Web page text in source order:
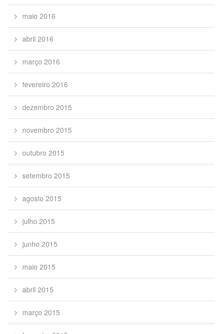
maio 2016
abril 2016
março 2016
fevereiro 2016
dezembro 2015
novembro 2015
outubro 2015
setembro 2015
agosto 2015
julho 2015
junho 2015
maio 2015
abril 2015
março 2015